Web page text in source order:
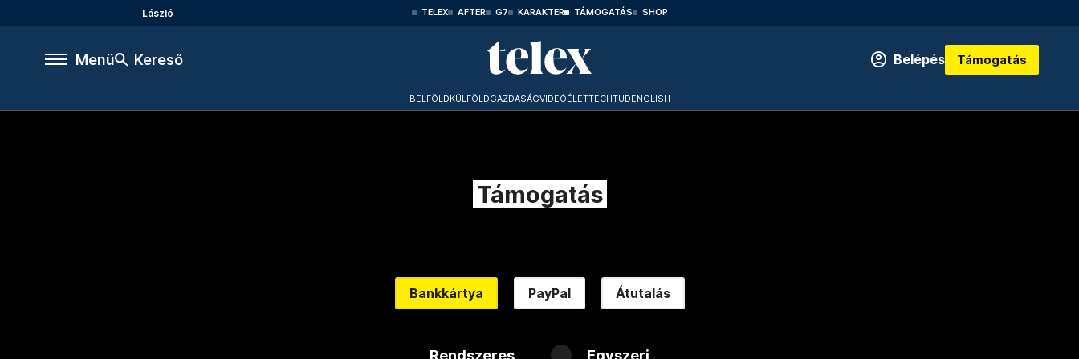
László TELEX AFTER G7 KARAKTER TÁMOGATÁS SHOP
Menü Kereső Belépés Támogatás
BELFÖLDKÜLFÖLDGAZDASÁGVIDEÓÉLETTECHTUDENGLISH
Támogatás
Bankkártya PayPal Átutalás
Rendszeres Egyszeri